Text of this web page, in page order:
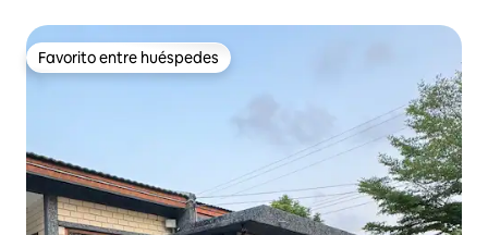
Favorito entre huéspedes
Favorito entre huéspedes